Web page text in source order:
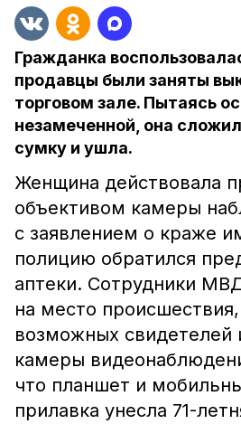
Гражданка
продавцы были заняты
торговом зале. Пытаясь
незамеченной, она
сумку и ушла.
Женщина действовала
объективом камеры
с заявлением о краже
полицию обратился
аптеки. Сотрудники
на место
возможных свидетелей
камеры
что планшет и
прилавка унесла 71-